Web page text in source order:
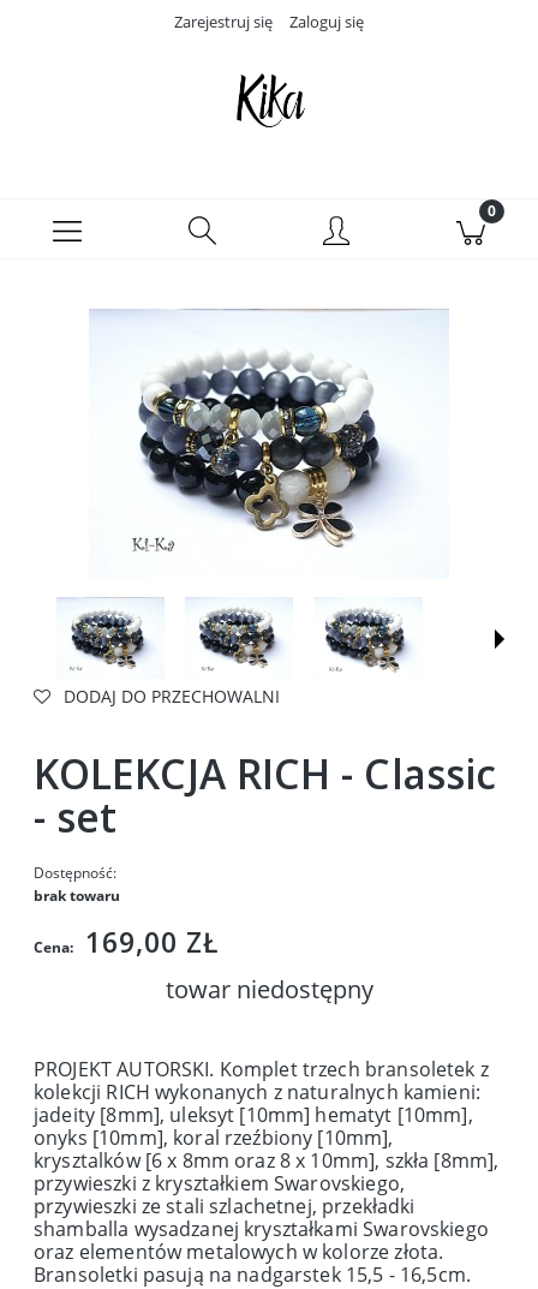
Zarejestruj się Zaloguj się
DODAJ DO PRZECHOWALNI
KOLEKCJA RICH - Classic
- set
Dostępność:
brak towaru
Cena: 169,00 ZŁ
towar niedostępny
PROJEKT AUTORSKI. Komplet trzech bransoletek z
kolekcji RICH wykonanych z naturalnych kamieni:
jadeity [8mm], uleksyt [10mm] hematyt [10mm],
onyks [10mm], koral rzeźbiony [10mm],
krysztalków [6 x 8mm oraz 8 x 10mm], szkła [8mm],
przywieszki z kryształkiem Swarovskiego,
przywieszki ze stali szlachetnej, przekładki
shamballa wysadzanej kryształkami Swarovskiego
oraz elementów metalowych w kolorze złota.
Bransoletki pasują na nadgarstek 15,5 - 16,5cm.